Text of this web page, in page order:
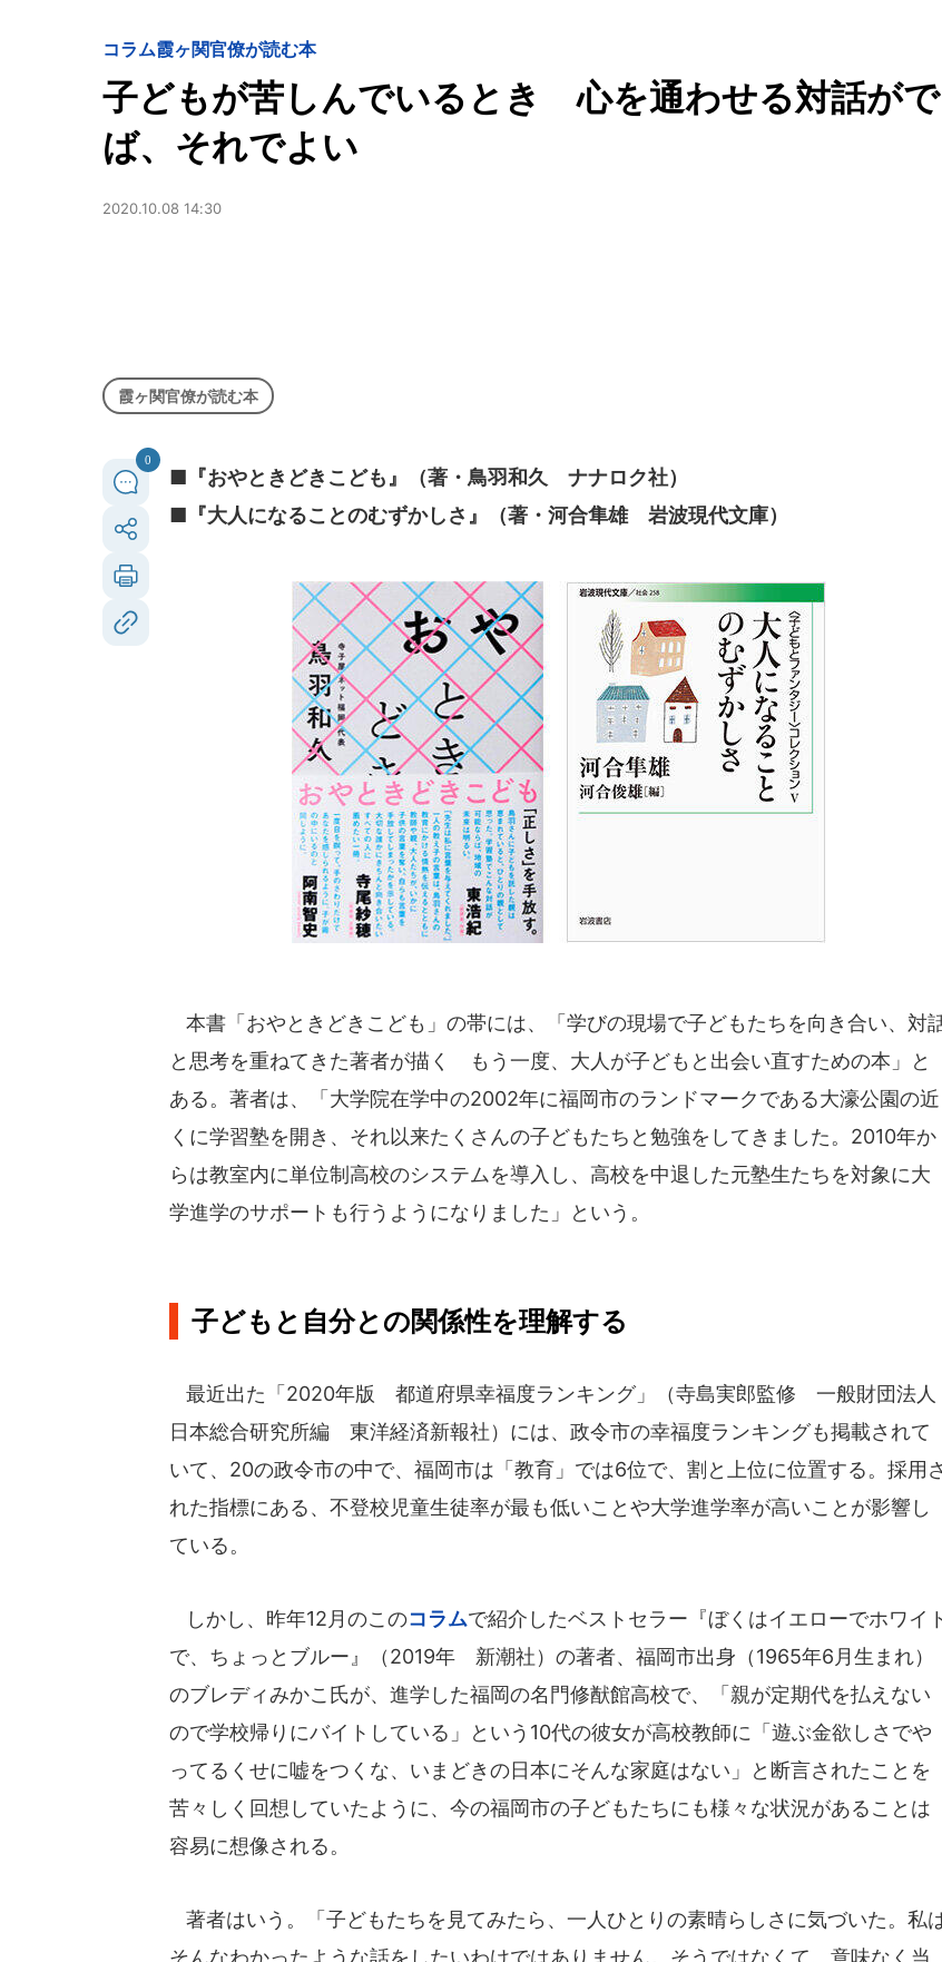
コラム霞ヶ関官僚が読む本
子どもが苦しんでいるとき 心を通わせる対話が
ば、それでよい
2020.10.08 14:30
霞ヶ関官僚が読む本
0
■『おやときどきこども』（著・鳥羽和久 ナナロク社）
■『大人になることのむずかしさ』（著・河合隼雄 岩波現代文庫）
本書「おやときどきこども」の帯には、「学びの現場で子どもたちを向き合い、対
と思考を重ねてきた著者が描く もう一度、大人が子どもと出会い直すための本」と
ある。著者は、「大学院在学中の2002年に福岡市のランドマークである大濠公園の近
くに学習塾を開き、それ以来たくさんの子どもたちと勉強をしてきました。2010年か
らは教室内に単位制高校のシステムを導入し、高校を中退した元塾生たちを対象に大
学進学のサポートも行うようになりました」という。
子どもと自分との関係性を理解する
最近出た「2020年版 都道府県幸福度ランキング」（寺島実郎監修 一般財団法人
日本総合研究所編 東洋経済新報社）には、政令市の幸福度ランキングも掲載されて
いて、20の政令市の中で、福岡市は「教育」では6位で、割と上位に位置する。採用さ
れた指標にある、不登校児童生徒率が最も低いことや大学進学率が高いことが影響し
ている。
しかし、昨年12月のこのコラムで紹介したベストセラー『ぼくはイエローでホワイ
で、ちょっとブルー』（2019年 新潮社）の著者、福岡市出身（1965年6月生まれ）
のブレディみかこ氏が、進学した福岡の名門修猷館高校で、「親が定期代を払えない
ので学校帰りにバイトしている」という10代の彼女が高校教師に「遊ぶ金欲しさでや
ってるくせに嘘をつくな、いまどきの日本にそんな家庭はない」と断言されたことを
苦々しく回想していたように、今の福岡市の子どもたちにも様々な状況があることは
容易に想像される。
著者はいう。「子どもたちを見てみたら、一人ひとりの素晴らしさに気づいた。私
そんなわかったような話をしたいわけではありません。そうではなくて、意味なく当